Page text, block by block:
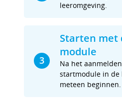
leeromgeving.
3
Starten met
module
Na het
startmodule in de
meteen beginnen.